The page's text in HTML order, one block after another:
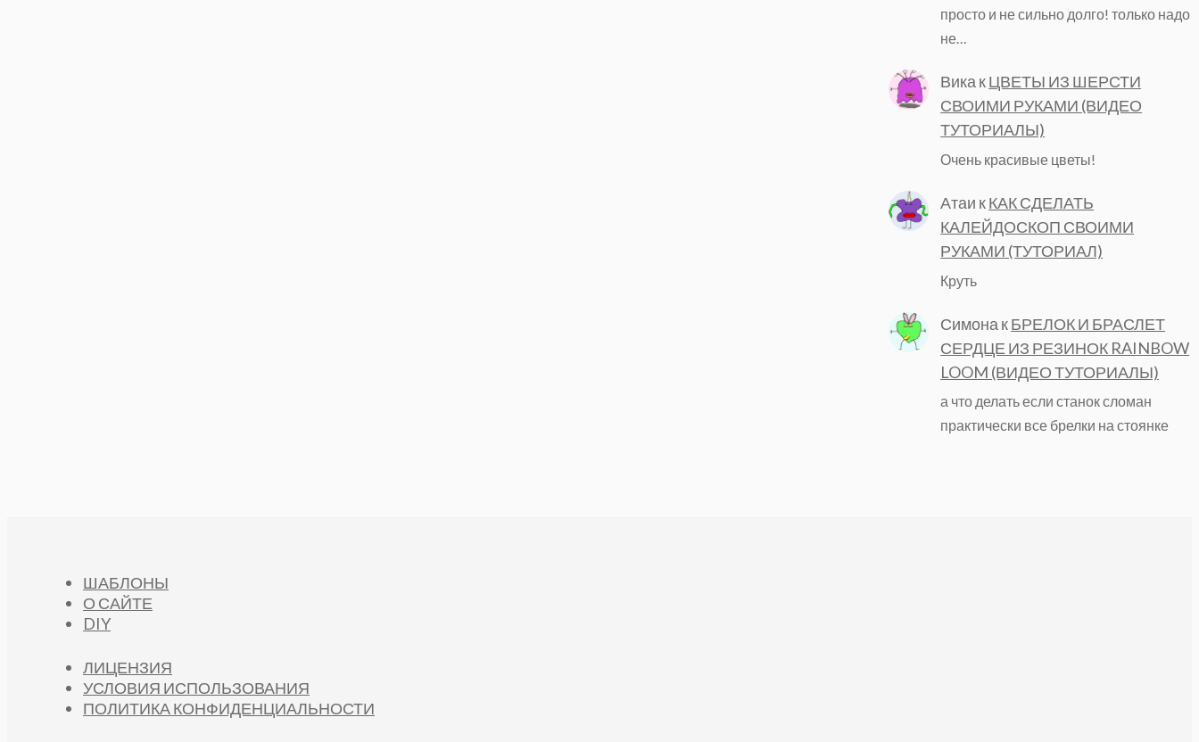
просто и не сильно долго! только надо
не…
ВикакЦВЕТЫ ИЗ ШЕРСТИ
СВОИМИ РУКАМИ (ВИДЕО
ТУТОРИАЛЫ)
Очень красивые цветы!
Атаи кКАК СДЕЛАТЬ
КАЛЕЙДОСКОП СВОИМИ
РУКАМИ (ТУТОРИАЛ)
Круть
Симона кБРЕЛОК И БРАСЛЕТ
СЕРДЦЕ ИЗ РЕЗИНОК RAINBOW
LOOM (ВИДЕО ТУТОРИАЛЫ)
а что делать если станок сломан
практически все брелки на стоянке
ШАБЛОНЫ
О САЙТЕ
DIY
ЛИЦЕНЗИЯ
УСЛОВИЯ ИСПОЛЬЗОВАНИЯ
ПОЛИТИКА КОНФИДЕНЦИАЛЬНОСТИ